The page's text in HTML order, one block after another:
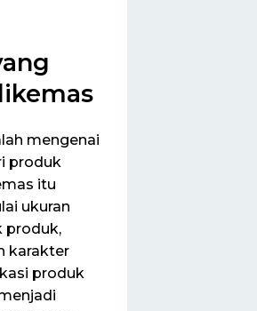
mengenai
produk
itu
ukuran
produk,
karakter
produk